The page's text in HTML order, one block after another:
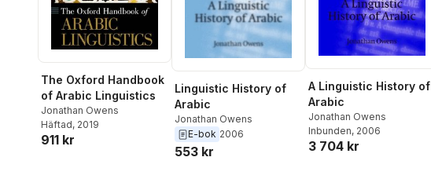
The Oxford Handbook
of Arabic Linguistics
Jonathan Owens
Häftad, 2019
911 kr
Linguistic History of
Arabic
Jonathan Owens
E-bok 2006
553 kr
A Linguistic History of
Arabic
Jonathan Owens
Inbunden, 2006
3 704 kr